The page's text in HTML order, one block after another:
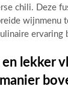
chili. Deze
wijnmenu
lekker